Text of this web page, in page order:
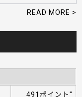
READ MORE >
491ポイント"